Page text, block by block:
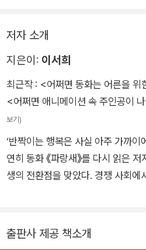
저자 소개
지은이: 이서희
최근작 : <어쩌면 동화는 어른을 위
<어쩌면 애니메이션 속 주인공이
보기)
‘반짝이는 행복은 사실 아주 가까이
연히 동화 《파랑새》를 다시 읽은
생의 전환점을 맞았다. 경쟁 사회에서 살아남기 위해, 그동안 너
로와 휴식이었다. 이후 누군가의 격려보다 혼자 읽는 책이 더 큰
힘을 줄 수도 있음을, 그리고 동화란
출판사 제공 책소개